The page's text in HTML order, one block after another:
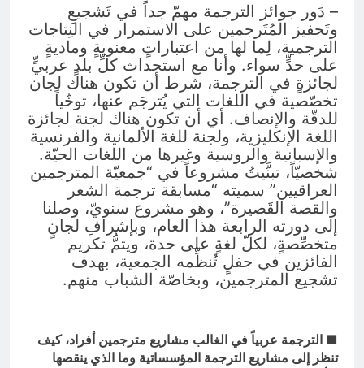
– دَور جوائز الترجمة مهمّ جداً في تَشجيعِ
وتَحفيز المُتَرجمين على الاستمرار في النِتاجات
الترجمية، لِما لها من اعتباراتٍ معنويةٍ وماديةٍ
على حدٍّ سواء. وأنا مع استحداث كلِّ بلدٍ عربيٍّ
لجائزةٍ في الترجمة، شرط أن تكون هناك لجان
تخصّصية في اللغات التي يُترجَم عنها، توخّياً
للدقّة والإنصاف. أي أن تكون هناك لجنة لجائزة
اللغة الإنكليزية، ولجنة للغة الألمانية والفرنسية
والإسبانية والروسية وغيرها من اللغات الحيّة.
شخصيّاً، تبنَّيتُ مشروعاً في “جمعيّة المترجمين
العراقيين” سميته “مسابقة ترجمة الشعر
والقصة القَصيرة”، وهو مشروع سنويّ، وصلنا
إلى دورته الرابعة هذا العام، وبإشرافِ لجانٍ
متخصِّصةٍ، لكلّ لغةٍ على حدة، ويتمُّ تكريم
الفائزين في حفلٍ تُنظِّمه الجمعية، بهدف
تشجيع المترجمين، وبخاصّة الشباب منهم.
■ الترجمة عربياً في الغالب مشاريع مترجمين أفراد، كيف
تنظر إلى مشاريع الترجمة المؤسساتية وما الذي ينقصها